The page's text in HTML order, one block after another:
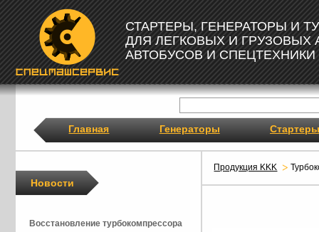
СТАРТЕРЫ, ГЕНЕРАТОРЫ И
ДЛЯ ЛЕГКОВЫХ И ГРУЗОВЫХ
АВТОБУСОВ И СПЕЦТЕХНИКИ
Главная Генераторы Стартеры
Продукция KKK
Новости
Восстановление турбокомпрессора